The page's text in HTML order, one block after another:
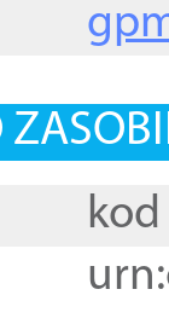
kod